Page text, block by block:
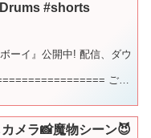
#shorts
ーイ』公開中! 配信、ダウ
ご本
メラ📸魔物シーン😈